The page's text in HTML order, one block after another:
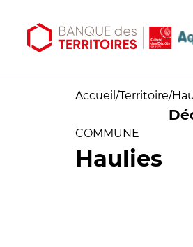
Accueil /Territoire/
COMMUNE
Haulies